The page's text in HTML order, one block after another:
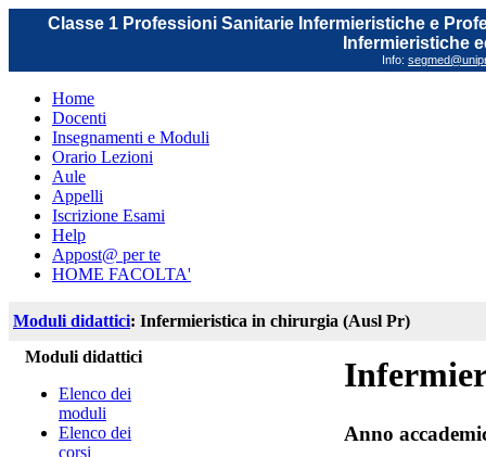
Classe 1 Professioni Sanitarie Infermieristiche e
Infermieristiche
Info:
Home
Docenti
Insegnamenti e Moduli
Orario Lezioni
Aule
Appelli
Iscrizione Esami
Help
Appost@ per te
HOME FACOLTA'
Moduli didattici: Infermieristica in chirurgia (Ausl Pr)
Moduli didattici
Elenco dei
moduli
Elenco dei
corsi
Anno